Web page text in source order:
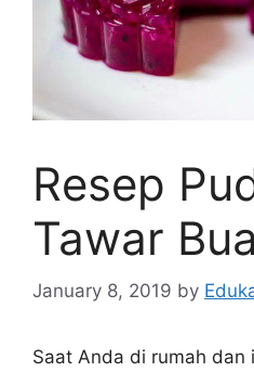
Resep
Tawar
January 8, 2019 by
Saat Anda di rumah dan